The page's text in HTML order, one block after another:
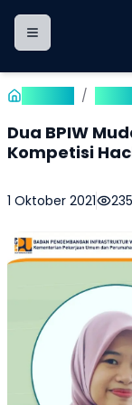
Toggle
/
Dua BPIW
Kompetisi
1 Oktober 2021